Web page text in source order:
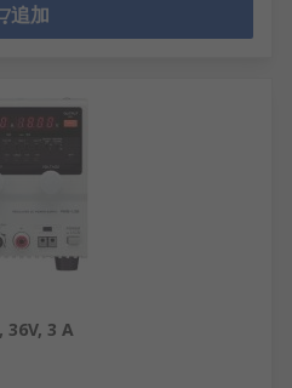
追加
36V, 3 A